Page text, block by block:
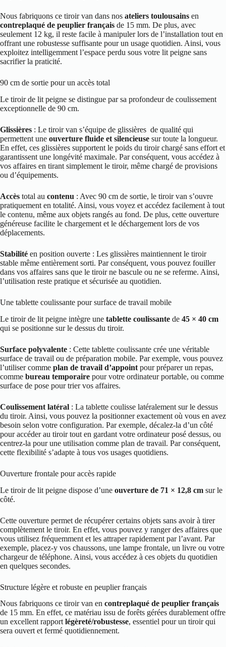
Nous fabriquons ce tiroir van dans nos ateliers toulousains en
contreplaqué de peuplier français de 15 mm. De plus, avec
seulement 12 kg, il reste facile à manipuler lors de l’installation tout en
offrant une robustesse suffisante pour un usage quotidien. Ainsi, vous
exploitez intelligemment l’espace perdu sous votre lit peigne sans
sacrifier la praticité.
90 cm de sortie pour un accès total
Le tiroir de lit peigne se distingue par sa profondeur de coulissement
exceptionnelle de 90 cm.
Glissières : Le tiroir van s’équipe de glissières de qualité qui
permettent une ouverture fluide et silencieuse sur toute la longueur.
En effet, ces glissières supportent le poids du tiroir chargé sans effort et
garantissent une longévité maximale. Par conséquent, vous accédez à
vos affaires en tirant simplement le tiroir, même chargé de provisions
ou d’équipements.
Accès total au contenu : Avec 90 cm de sortie, le tiroir van s’ouvre
pratiquement en totalité. Ainsi, vous voyez et accédez facilement à tout
le contenu, même aux objets rangés au fond. De plus, cette ouverture
généreuse facilite le chargement et le déchargement lors de vos
déplacements.
Stabilité en position ouverte : Les glissières maintiennent le tiroir
stable même entièrement sorti. Par conséquent, vous pouvez fouiller
dans vos affaires sans que le tiroir ne bascule ou ne se referme. Ainsi,
l’utilisation reste pratique et sécurisée au quotidien.
Une tablette coulissante pour surface de travail mobile
Le tiroir de lit peigne intègre une tablette coulissante de 45 × 40 cm
qui se positionne sur le dessus du tiroir.
Surface polyvalente : Cette tablette coulissante crée une véritable
surface de travail ou de préparation mobile. Par exemple, vous pouvez
l’utiliser comme plan de travail d’appoint pour préparer un repas,
comme bureau temporaire pour votre ordinateur portable, ou comme
surface de pose pour trier vos affaires.
Coulissement latéral : La tablette coulisse latéralement sur le dessus
du tiroir. Ainsi, vous pouvez la positionner exactement où vous en avez
besoin selon votre configuration. Par exemple, décalez-la d’un côté
pour accéder au tiroir tout en gardant votre ordinateur posé dessus, ou
centrez-la pour une utilisation comme plan de travail. Par conséquent,
cette flexibilité s’adapte à tous vos usages quotidiens.
Ouverture frontale pour accès rapide
Le tiroir de lit peigne dispose d’une ouverture de 71 × 12,8 cm sur le
côté.
Cette ouverture permet de récupérer certains objets sans avoir à tirer
complètement le tiroir. En effet, vous pouvez y ranger des affaires que
vous utilisez fréquemment et les attraper rapidement par l’avant. Par
exemple, placez-y vos chaussons, une lampe frontale, un livre ou votre
chargeur de téléphone. Ainsi, vous accédez à ces objets du quotidien
en quelques secondes.
Structure légère et robuste en peuplier français
Nous fabriquons ce tiroir van en contreplaqué de peuplier français
de 15 mm. En effet, ce matériau issu de forêts gérées durablement offre
un excellent rapportlégèreté/robustesse, essentiel pour un tiroir qui
sera ouvert et fermé quotidiennement.